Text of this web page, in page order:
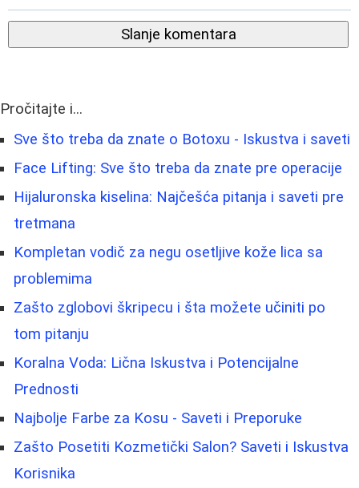
Slanje komentara
Pročitajte i...
Sve što treba da znate o Botoxu - Iskustva i saveti
Face Lifting: Sve što treba da znate pre operacije
Hijaluronska kiselina: Najčešća pitanja i saveti pre
tretmana
Kompletan vodič za negu osetljive kože lica sa
problemima
Zašto zglobovi škripecu i šta možete učiniti po
tom pitanju
Koralna Voda: Lična Iskustva i Potencijalne
Prednosti
Najbolje Farbe za Kosu - Saveti i Preporuke
Zašto Posetiti Kozmetički Salon? Saveti i Iskustva
Korisnika